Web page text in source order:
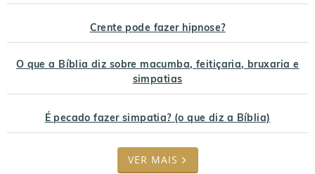
Crente pode fazer hipnose?
O que a Bíblia diz sobre macumba, feitiçaria, bruxaria e
simpatias
É pecado fazer simpatia? (o que diz a Bíblia)
VER MAIS